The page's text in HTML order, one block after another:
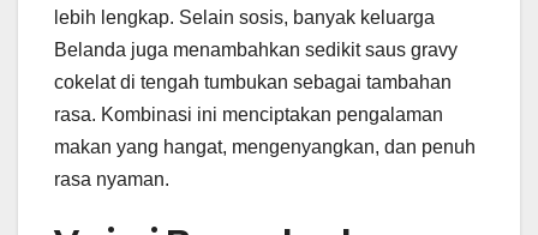
lebih lengkap. Selain sosis, banyak keluarga
Belanda juga menambahkan sedikit saus gravy
cokelat di tengah tumbukan sebagai tambahan
rasa. Kombinasi ini menciptakan pengalaman
makan yang hangat, mengenyangkan, dan penuh
rasa nyaman.